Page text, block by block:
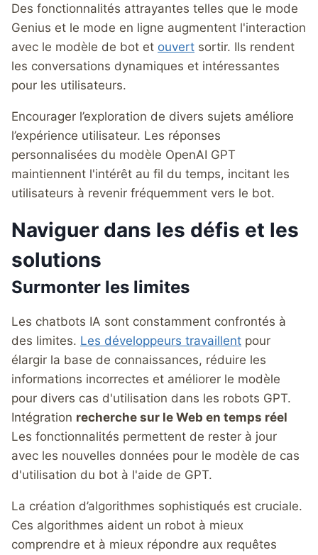
Des fonctionnalités attrayantes telles que le mode
Genius et le mode en ligne augmentent l'interaction
avec le modèle de bot et ouvert sortir. Ils rendent
les conversations dynamiques et intéressantes
pour les utilisateurs.
Encourager l’exploration de divers sujets améliore
l’expérience utilisateur. Les réponses
personnalisées du modèle OpenAI GPT
maintiennent l'intérêt au fil du temps, incitant les
utilisateurs à revenir fréquemment vers le bot.
Naviguer dans les défis et les
solutions
Surmonter les limites
Les chatbots IA sont constamment confrontés à
des limites. Les développeurs travaillent pour
élargir la base de connaissances, réduire les
informations incorrectes et améliorer le modèle
pour divers cas d'utilisation dans les robots GPT.
Intégration recherche sur le Web en temps réel
Les fonctionnalités permettent de rester à jour
avec les nouvelles données pour le modèle de cas
d'utilisation du bot à l'aide de GPT.
La création d’algorithmes sophistiqués est cruciale.
Ces algorithmes aident un robot à mieux
comprendre et à mieux répondre aux requêtes